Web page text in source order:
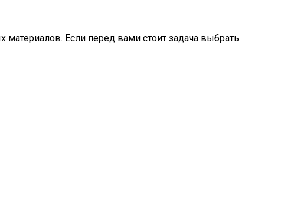
Если перед вами стоит задача выбрать